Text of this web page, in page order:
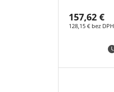
157,62 €
128,15 € bez DPH